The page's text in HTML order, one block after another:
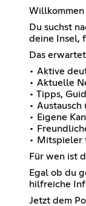
Willkommen
Du suchst
deine Insel,
Das
• Aktive
• Aktuelle
• Tipps,
•
• Eigene
•
• Mitspieler
Für wen ist
Egal ob du
hilfreiche
Jetzt dem